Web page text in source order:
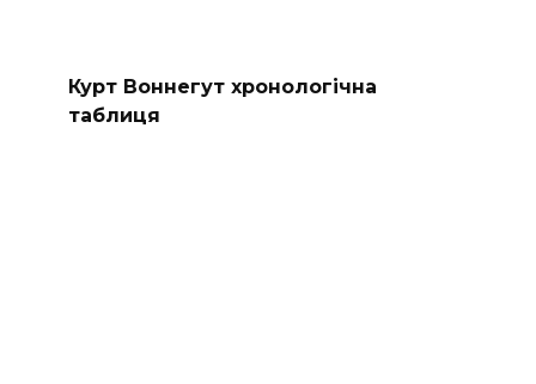
Курт Воннегут хронологічна
таблиця